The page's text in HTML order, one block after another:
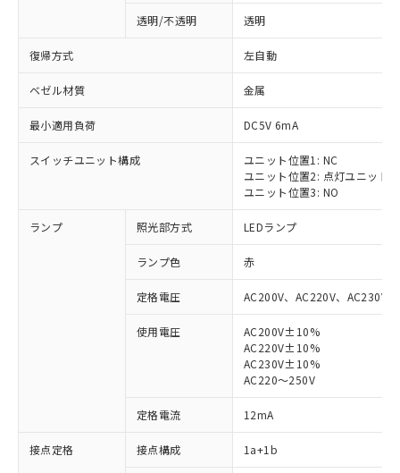
透明/不透明 透明
復帰方式 左自動
ベゼル材質 金属
最小適用負荷 DC5V 6mA
スイッチユニット構成
ユニット位置1: NC
ユニット位置2: 点灯ユニット
ユニット位置3: NO
ランプ 照光部方式 LEDランプ
ランプ色 赤
定格電圧 AC200V、AC220V、AC230V
使用電圧
AC200V±10%
AC220V±10%
AC230V±10%
AC220～250V
定格電流 12mA
接点定格 接点構成 1a+1b
※1 対応状況